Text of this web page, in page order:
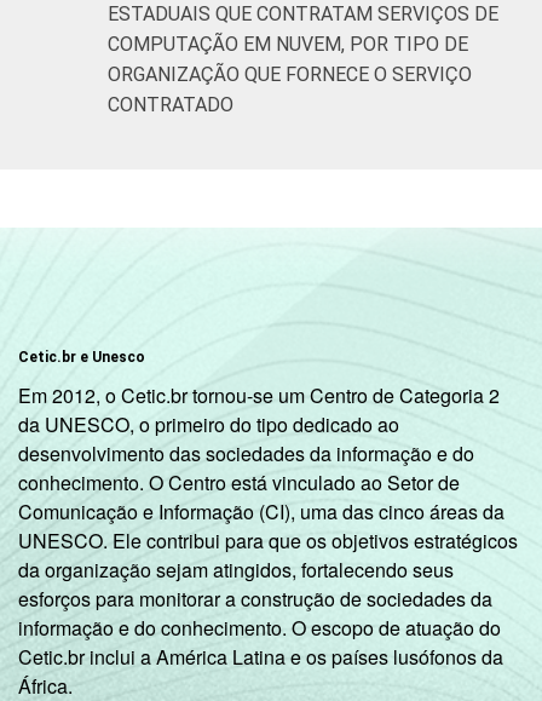
ESTADUAIS QUE CONTRATAM SERVIÇOS DE
COMPUTAÇÃO EM NUVEM, POR TIPO DE
ORGANIZAÇÃO QUE FORNECE O SERVIÇO
CONTRATADO
Cetic.br e Unesco
Em 2012, o Cetic.br tornou-se um Centro de Categoria 2
da UNESCO, o primeiro do tipo dedicado ao
desenvolvimento das sociedades da informação e do
conhecimento. O Centro está vinculado ao Setor de
Comunicação e Informação (CI), uma das cinco áreas da
UNESCO. Ele contribui para que os objetivos estratégicos
da organização sejam atingidos, fortalecendo seus
esforços para monitorar a construção de sociedades da
informação e do conhecimento. O escopo de atuação do
Cetic.br inclui a América Latina e os países lusófonos da
África.